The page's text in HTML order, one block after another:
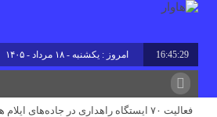
16:45:29 امروز : یکشنبه - ۱۸ مرداد - ۱۴۰۵
فعالیت ۷۰ ایستگاه راهداری در جاده‌های